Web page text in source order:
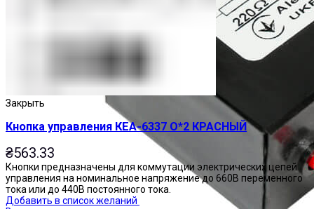
Закрыть
Кнопка управления КЕА-6337 О*2 КРАСНЫЙ
₴563.33
Кнопки предназначены для коммутации электрических цепей
управления на номинальное напряжение до 660В переменного
тока или до 440В постоянного тока.
Добавить в список желаний